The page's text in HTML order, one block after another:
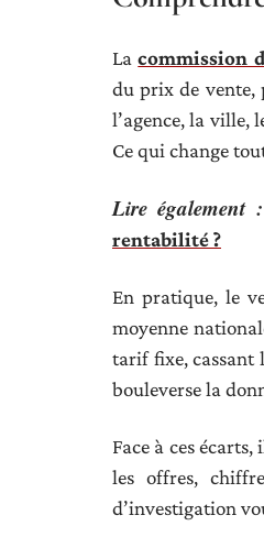
Lacommission
du prix de vente,
l’agence, la ville,
Ce qui change
Lire également :
rentabilité ?
En pratique, le
moyenne
tarif fixe, cassant
bouleverse la
Face à ces
les offres,
d’investigation